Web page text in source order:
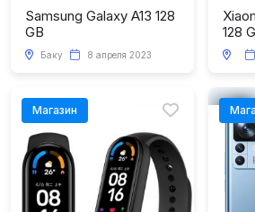
Samsung Galaxy A13 128
GB
Баку 8 апреля 2023
128
Магазин